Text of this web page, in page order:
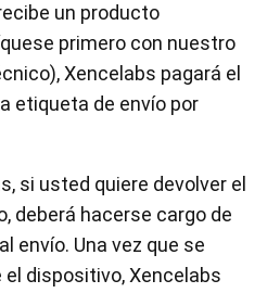
un producto
primero con nuestro
Xencelabs pagará el
etiqueta de envío por
si usted quiere devolver el
deberá hacerse cargo de
envío. Una vez que se
dispositivo, Xencelabs